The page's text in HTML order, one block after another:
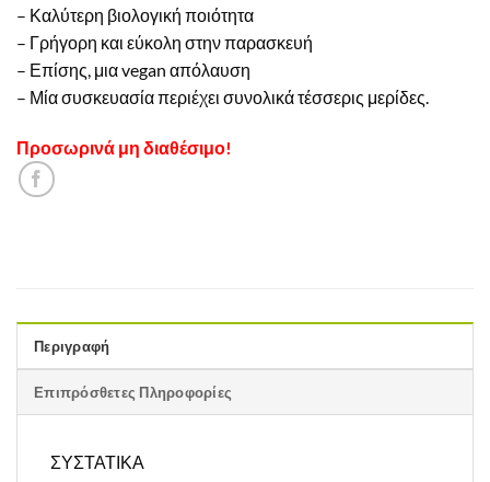
– Καλύτερη βιολογική ποιότητα
– Γρήγορη και εύκολη στην παρασκευή
– Επίσης, μια vegan απόλαυση
– Μία συσκευασία περιέχει συνολικά τέσσερις μερίδες.
Προσωρινά μη διαθέσιμο!
Περιγραφή
Επιπρόσθετες Πληροφορίες
ΣΥΣΤΑΤΙΚΑ